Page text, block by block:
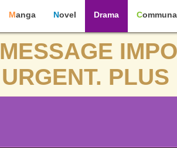
Manga Novel Drama
MESSAGE
URGENT.